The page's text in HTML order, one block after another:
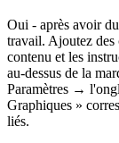
Oui - après avoir
travail. Ajoutez des
contenu et les
au-dessus de la
Paramètres →
Graphiques »
liés.